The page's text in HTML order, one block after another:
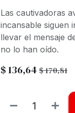
Las cautivadoras
incansable siguen
llevar el mensaje
no lo han oído.
$136,64 $170,81